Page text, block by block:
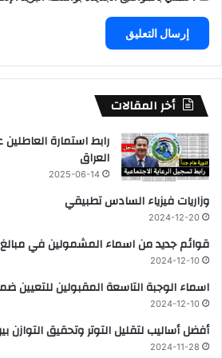
أخر المقالات
العراق
2025-06-14
وزاريات فيزياء السادس تطبيقي
2024-12-20
قوائم جديد من اسماء المشمولين في مبالغ
2024-12-10
اسماء الوجبة التاسعة المقبولين للتعيين ضمن
2024-12-10
أفضل أساليب لتقليل التوتر وتحقيق التوازن
2024-11-28